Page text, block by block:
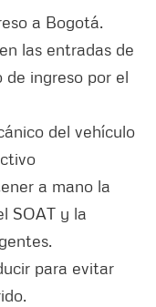
a Bogotá.
las entradas de
de ingreso por el
del vehículo
a mano la
SOAT y la
para evitar